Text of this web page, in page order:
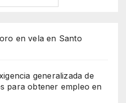
en vela en Santo
generalizada de
para obtener empleo en